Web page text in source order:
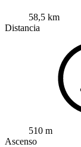
58,5 km
Distancia
510 m
Ascenso